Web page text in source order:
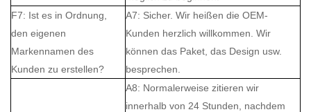
F7: Ist es in Ordnung,
den eigenen
Markennamen des
Kunden zu erstellen?
A7: Sicher. Wir heißen die OEM-
Kunden herzlich willkommen. Wir
können das Paket, das Design usw.
besprechen.
A8: Normalerweise zitieren wir
innerhalb von 24 Stunden, nachdem